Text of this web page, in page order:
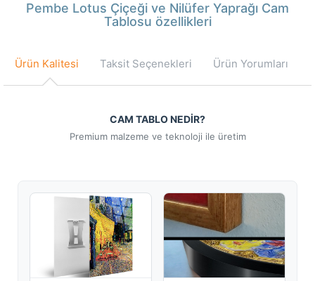
Pembe Lotus Çiçeği ve Nilüfer Yaprağı Cam
Tablosu özellikleri
Ürün Kalitesi Taksit Seçenekleri Ürün Yorumları
CAM TABLO NEDİR?
Premium malzeme ve teknoloji ile üretim